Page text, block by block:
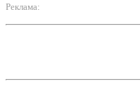
Реклама: